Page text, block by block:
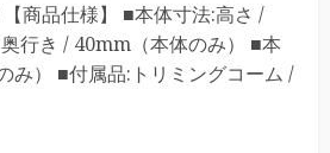
商品仕様】 ■本体寸法:高さ /
行き / 40mm（本体のみ） ■本
み） ■付属品:トリミングコーム /